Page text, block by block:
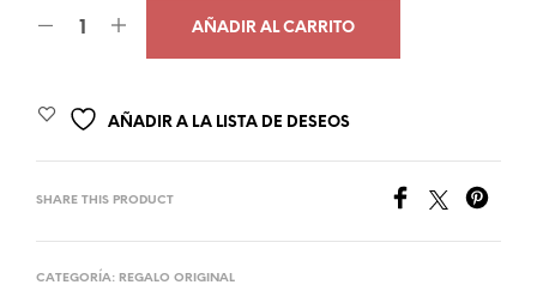
AÑADIR AL CARRITO
AÑADIR A LA LISTA DE DESEOS
SHARE THIS PRODUCT
CATEGORÍA: REGALO ORIGINAL